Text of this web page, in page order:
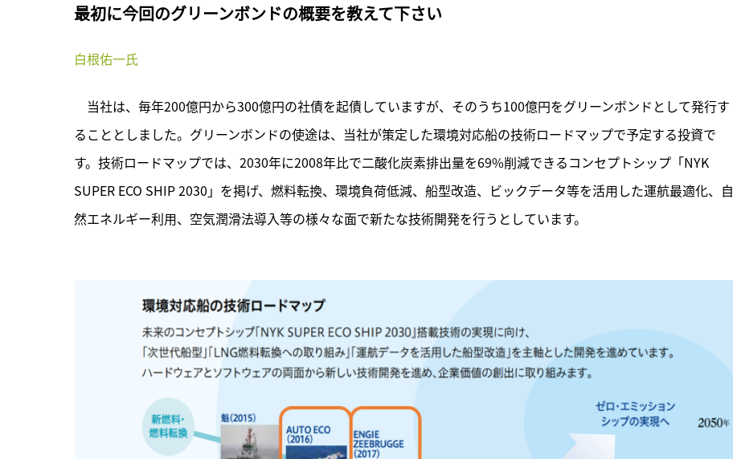
最初に今回のグリーンボンドの概要を教えて下さい
白根佑一氏
当社は、毎年200億円から300億円の社債を起債していますが、そのうち100億円をグリーンボンドとして発行す
ることとしました。グリーンボンドの使途は、当社が策定した環境対応船の技術ロードマップで予定する投資で
す。技術ロードマップでは、2030年に2008年比で二酸化炭素排出量を69%削減できるコンセプトシップ「NYK
SUPER ECO SHIP 2030」を掲げ、燃料転換、環境負荷低減、船型改造、ビックデータ等を活用した運航最適化、自
然エネルギー利用、空気潤滑法導入等の様々な面で新たな技術開発を行うとしています。
記事をお気に入りに保存するには
ログインが必要です